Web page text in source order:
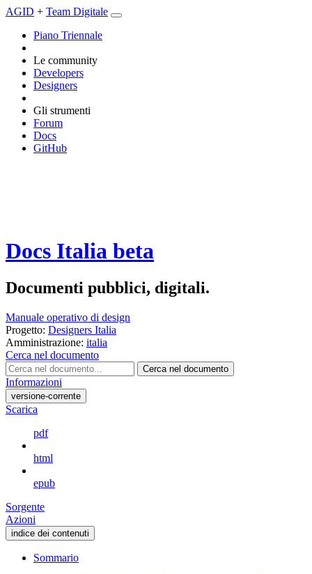
AGID + Team Digitale
Piano Triennale
Le community
Developers
Designers
Gli strumenti
Forum
Docs
GitHub
Docs Italia beta
Documenti pubblici, digitali.
Manuale operativo di design
Progetto: Designers Italia
Amministrazione: italia
Cerca nel documento
Cerca nel documento
Informazioni
versione-corrente
Scarica
pdf
html
epub
Sorgente
Azioni
indice dei contenuti
Sommario